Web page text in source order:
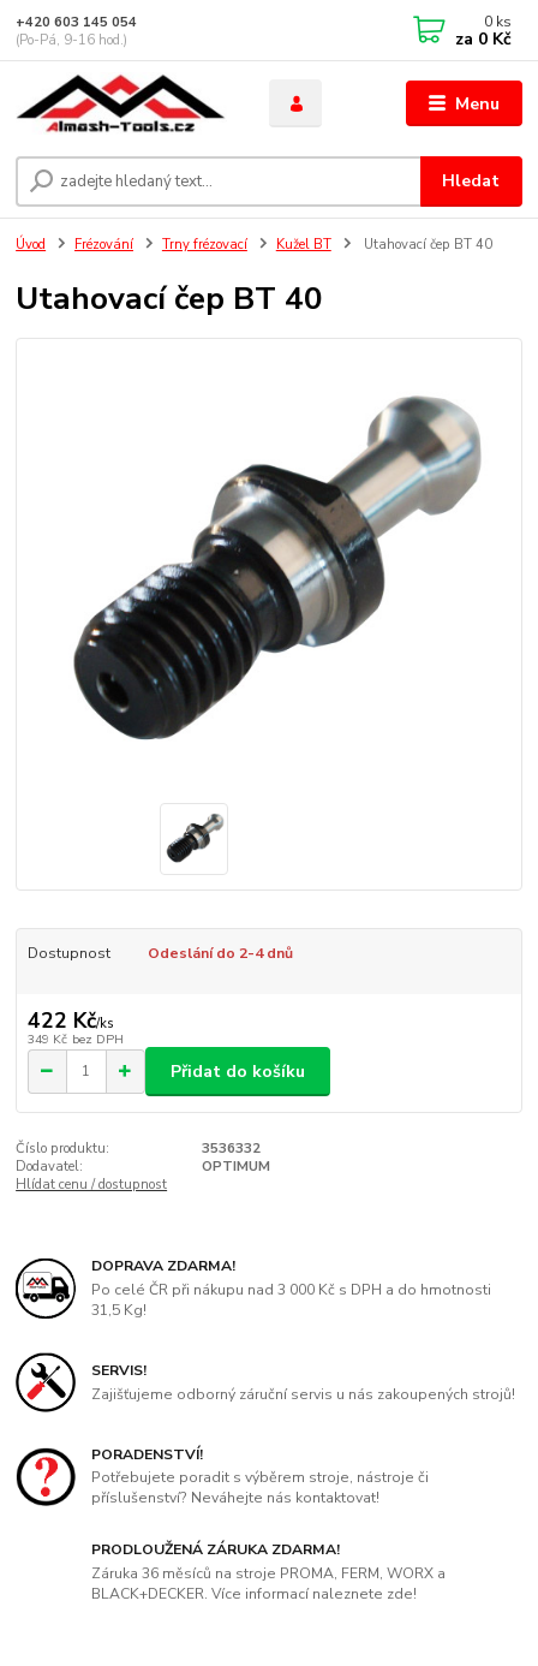
Menu
Hledat
+420 603 145 054
(Po-Pá, 9-16 hod.)
0 ks
za 0 Kč
Úvod Frézování Trny frézovací Kužel BT Utahovací čep BT 40
Utahovací čep BT 40
Dostupnost Odeslání do 2-4 dnů
422 Kč/ks
349 Kč bez DPH
Přidat do košíku
Číslo produktu:
3536332
Dodavatel:
OPTIMUM
Hlídat cenu / dostupnost
DOPRAVA ZDARMA!
Po celé ČR při nákupu nad 3 000 Kč s DPH a do hmotnosti
31,5 Kg!
SERVIS!
Zajišťujeme odborný záruční servis u nás zakoupených strojů!
PORADENSTVÍ!
Potřebujete poradit s výběrem stroje, nástroje či
příslušenství? Neváhejte nás kontaktovat!
PRODLOUŽENÁ ZÁRUKA ZDARMA!
Záruka 36 měsíců na stroje PROMA, FERM, WORX a
BLACK+DECKER. Více informací naleznete zde!